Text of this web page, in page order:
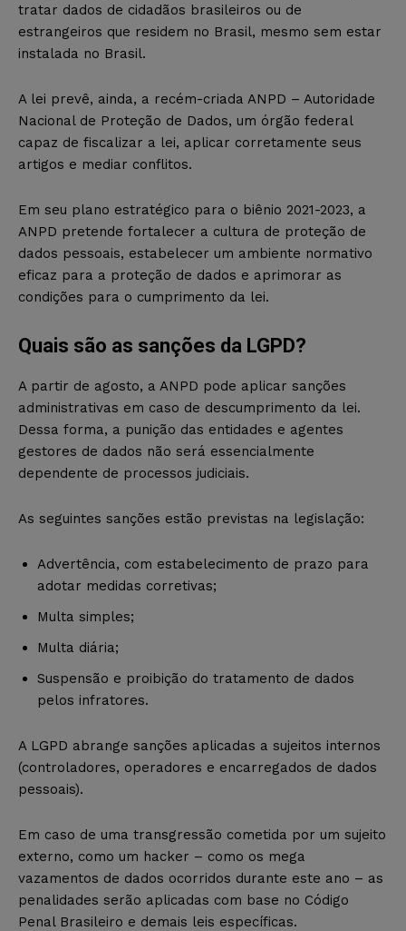
tratar dados de cidadãos brasileiros ou de
estrangeiros que residem no Brasil, mesmo sem estar
instalada no Brasil.
A lei prevê, ainda, a recém-criada ANPD – Autoridade
Nacional de Proteção de Dados, um órgão federal
capaz de fiscalizar a lei, aplicar corretamente seus
artigos e mediar conflitos.
Em seu plano estratégico para o biênio 2021-2023, a
ANPD pretende fortalecer a cultura de proteção de
dados pessoais, estabelecer um ambiente normativo
eficaz para a proteção de dados e aprimorar as
condições para o cumprimento da lei.
Quais são as sanções da LGPD?
A partir de agosto, a ANPD pode aplicar sanções
administrativas em caso de descumprimento da lei.
Dessa forma, a punição das entidades e agentes
gestores de dados não será essencialmente
dependente de processos judiciais.
As seguintes sanções estão previstas na legislação:
Advertência, com estabelecimento de prazo para
adotar medidas corretivas;
Multa simples;
Multa diária;
Suspensão e proibição do tratamento de dados
pelos infratores.
A LGPD abrange sanções aplicadas a sujeitos internos
(controladores, operadores e encarregados de dados
pessoais).
Em caso de uma transgressão cometida por um sujeito
externo, como um hacker – como os mega
vazamentos de dados ocorridos durante este ano – as
penalidades serão aplicadas com base no Código
Penal Brasileiro e demais leis específicas.